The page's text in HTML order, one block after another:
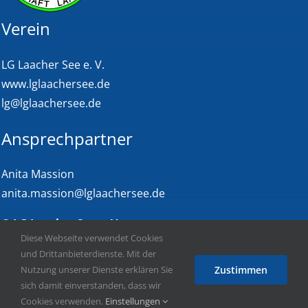
Verein
LG Laacher See e. V.
www.lglaachersee.de
lg@lglaachersee.de
Ansprechpartner
Anita Massion
anita.massion@lglaachersee.de
©LG Laacher See e. V.
Links
Impressum
Diese Webseite verwendet Cookies
und Drittanbieterdienste. Mit der
Nutzung unserer Dienste erklären Sie
sich damit einverstanden, dass wir
Cookies verwenden. Einstellungen
Zustimmen